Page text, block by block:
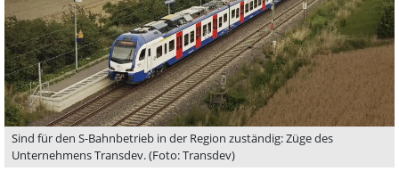
Sind für den S-Bahnbetrieb in der Region zuständig: Züge des
Unternehmens Transdev. (Foto: Transdev)